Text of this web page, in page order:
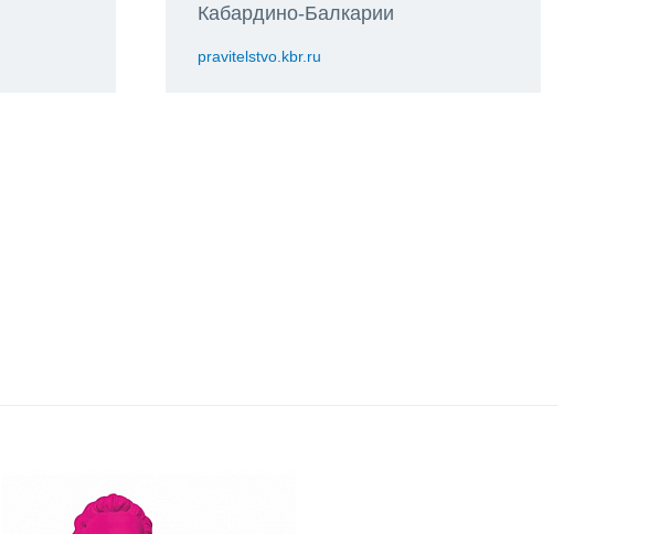
Кабардино-Балкарии
pravitelstvo.kbr.ru